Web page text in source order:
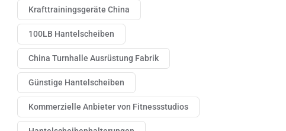
Krafttrainingsgeräte China
100LB Hantelscheiben
China Turnhalle Ausrüstung Fabrik
Günstige Hantelscheiben
Kommerzielle Anbieter von Fitnessstudios